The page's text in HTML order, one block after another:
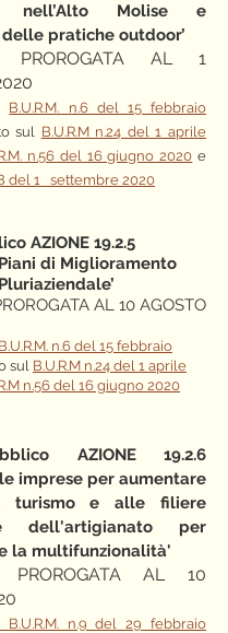
nell’Alto Molise e
pratiche outdoor’
PROROGATA AL 1
B.U.R.M. n.6 del 15 febbraio
sul B.U.R.M n.24 del 1 aprile
n.56 del 16 giugno 2020 e
del 1 settembre 2020
AZIONE 19.2.5
di Miglioramento
AL 10 AGOSTO
B.U.R.M. n.6 del 15 febbraio
sul B.U.R.M n.24 del 1 aprile
n.56 del 16 giugno 2020
AZIONE 19.2.6
imprese per aumentare
turismo e alle filiere
dell'artigianato per
la multifunzionalità'
PROROGATA AL 10
B.U.R.M. n.9 del 29 febbraio